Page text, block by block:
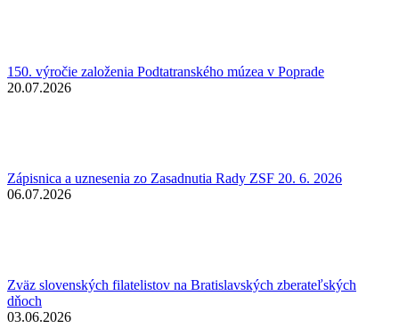
150. výročie založenia Podtatranského múzea v Poprade
20.07.2026
Zápisnica a uznesenia zo Zasadnutia Rady ZSF 20. 6. 2026
06.07.2026
Zväz slovenských filatelistov na Bratislavských zberateľských
dňoch
03.06.2026